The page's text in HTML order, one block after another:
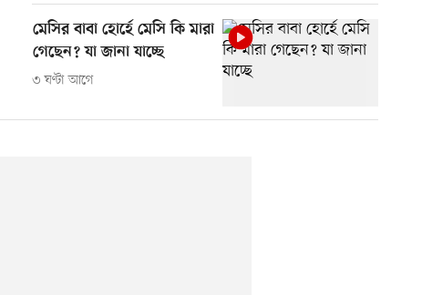
মেসির বাবা হোর্হে মেসি কি মারা
গেছেন? যা জানা যাচ্ছে
৩ ঘণ্টা আগে